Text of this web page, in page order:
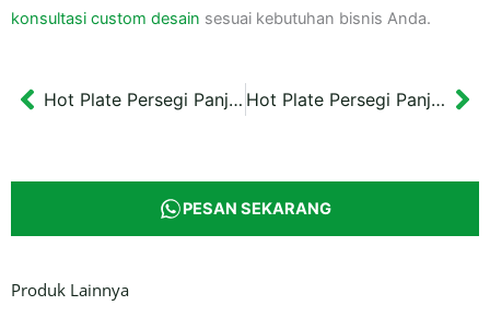
konsultasi custom desain sesuai kebutuhan bisnis Anda.
Prev Hot Plate Persegi Panjang Ukuran Sedang Hot Plate Persegi Panjang Besar
PESAN SEKARANG
Produk Lainnya